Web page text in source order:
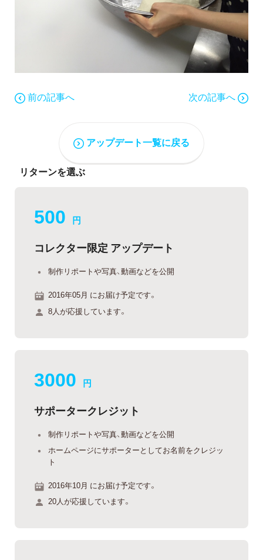
前の記事へ 次の記事へ
アップデート一覧に戻る
リターンを選ぶ
500 円
コレクター限定 アップデート
制作リポートや写真、動画などを公開
2016年05月 にお届け予定です。
8人が応援しています。
3000 円
サポータークレジット
制作リポートや写真、動画などを公開
ホームページにサポーターとしてお名前をクレジッ
ト
2016年10月 にお届け予定です。
20人が応援しています。